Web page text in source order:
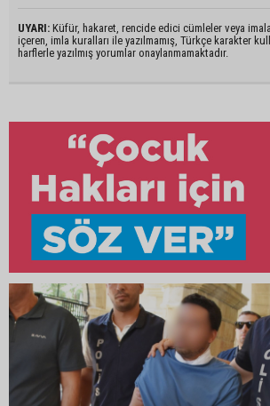
UYARI: Küfür, hakaret, rencide edici cümleler veya
içeren, imla kuralları ile yazılmamış, Türkçe karakter
harflerle yazılmış yorumlar onaylanmamaktadır.